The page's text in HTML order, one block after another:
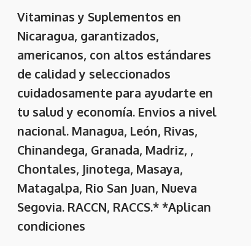
Vitaminas y Suplementos en
Nicaragua, garantizados,
americanos, con altos estándares
de calidad y seleccionados
cuidadosamente para ayudarte en
tu salud y economía. Envios a nivel
nacional. Managua, León, Rivas,
Chinandega, Granada, Madriz, ,
Chontales, Jinotega, Masaya,
Matagalpa, Rio San Juan, Nueva
Segovia. RACCN, RACCS.* *Aplican
condiciones